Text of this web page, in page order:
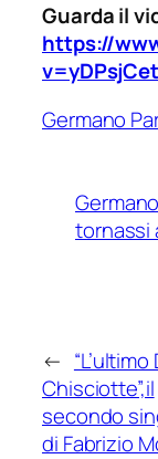
Guarda il
https://
Germano
tornassi
← “L’ultimo
Chisciotte”,il
secondo
di Fabrizio